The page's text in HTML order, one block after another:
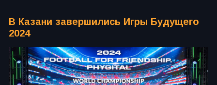
В Казани завершились Игры Будущего
2024